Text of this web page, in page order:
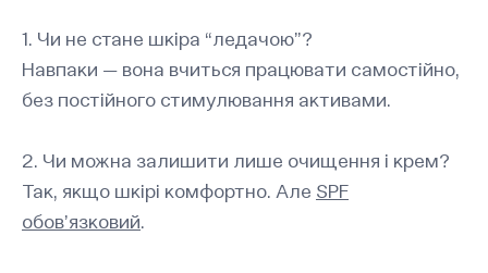
1. Чи не стане шкіра “ледачою”?
Навпаки — вона вчиться працювати самостійно,
без постійного стимулювання активами.
2. Чи можна залишити лише очищення і крем?
Так, якщо шкірі комфортно. Але SPF
обов’язковий.